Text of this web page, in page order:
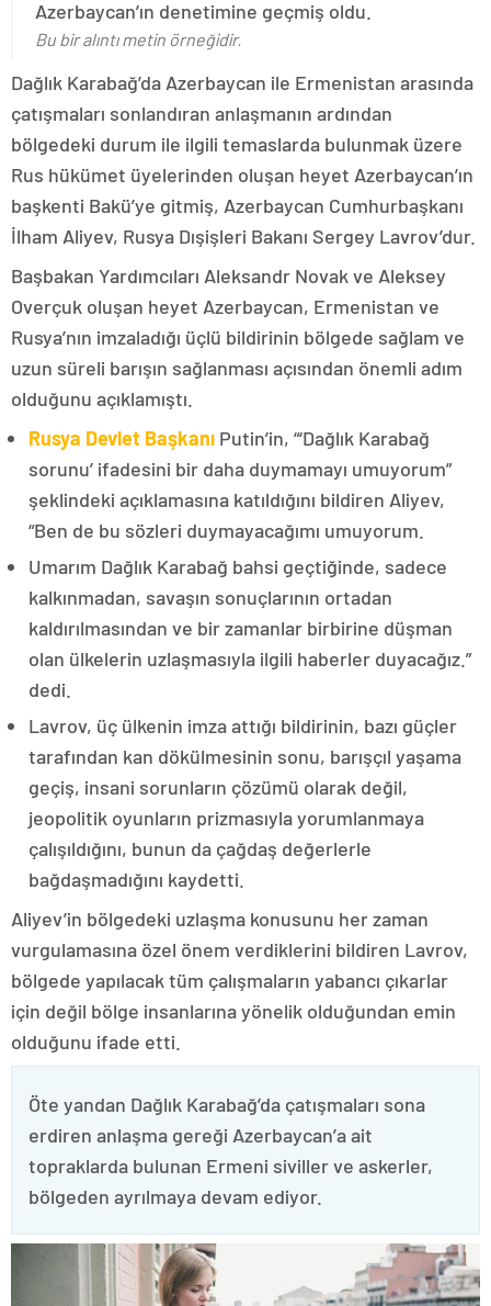
Azerbaycan’ın denetimine geçmiş oldu.
Bu bir alıntı metin örneğidir.
Dağlık Karabağ’da Azerbaycan ile Ermenistan arasında
çatışmaları sonlandıran anlaşmanın ardından
bölgedeki durum ile ilgili temaslarda bulunmak üzere
Rus hükümet üyelerinden oluşan heyet Azerbaycan’ın
başkenti Bakü’ye gitmiş, Azerbaycan Cumhurbaşkanı
İlham Aliyev, Rusya Dışişleri Bakanı Sergey Lavrov’dur.
Başbakan Yardımcıları Aleksandr Novak ve Aleksey
Overçuk oluşan heyet Azerbaycan, Ermenistan ve
Rusya’nın imzaladığı üçlü bildirinin bölgede sağlam ve
uzun süreli barışın sağlanması açısından önemli adım
olduğunu açıklamıştı.
Rusya Devlet Başkanı Putin’in, “‘Dağlık Karabağ
sorunu’ ifadesini bir daha duymamayı umuyorum”
şeklindeki açıklamasına katıldığını bildiren Aliyev,
“Ben de bu sözleri duymayacağımı umuyorum.
Umarım Dağlık Karabağ bahsi geçtiğinde, sadece
kalkınmadan, savaşın sonuçlarının ortadan
kaldırılmasından ve bir zamanlar birbirine düşman
olan ülkelerin uzlaşmasıyla ilgili haberler duyacağız.”
dedi.
Lavrov, üç ülkenin imza attığı bildirinin, bazı güçler
tarafından kan dökülmesinin sonu, barışçıl yaşama
geçiş, insani sorunların çözümü olarak değil,
jeopolitik oyunların prizmasıyla yorumlanmaya
çalışıldığını, bunun da çağdaş değerlerle
bağdaşmadığını kaydetti.
Aliyev’in bölgedeki uzlaşma konusunu her zaman
vurgulamasına özel önem verdiklerini bildiren Lavrov,
bölgede yapılacak tüm çalışmaların yabancı çıkarlar
için değil bölge insanlarına yönelik olduğundan emin
olduğunu ifade etti.
Öte yandan Dağlık Karabağ’da çatışmaları sona
erdiren anlaşma gereği Azerbaycan’a ait
topraklarda bulunan Ermeni siviller ve askerler,
bölgeden ayrılmaya devam ediyor.